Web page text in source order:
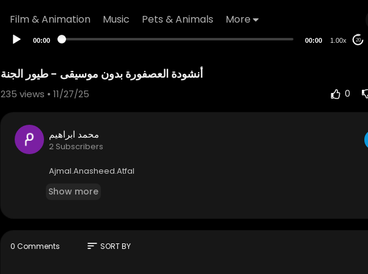
Film & Animation Music Pets & Animals More
00:00 00:00 1.00x 20
أنشودة العصفورة بدون موسيقى - طيور الجنة
235 views • 11/27/25 0
محمد ابراهيم
2 Subscribers
⁣⁣⁣⁣⁣⁣⁣⁣Ajmal.Anasheed.Atfal
Show more
0 Comments sort SORT BY